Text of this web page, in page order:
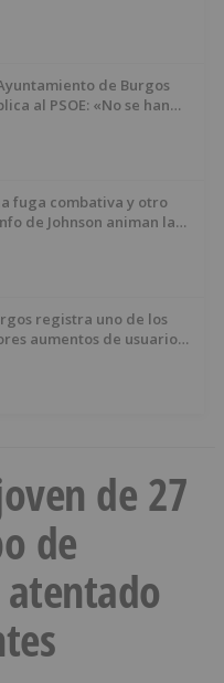
de Burgos
al PSOE: «No se han
fuga combativa y otro
de Johnson animan la
registra uno de los
aumentos de usuarios
de 27
de